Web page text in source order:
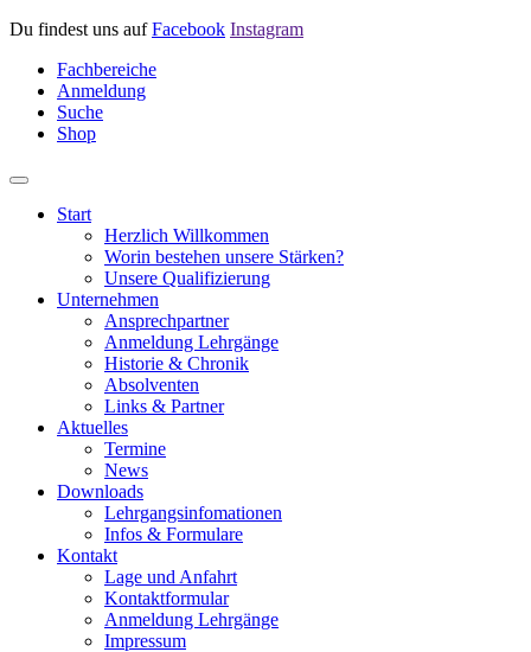
Du findest uns aufFacebook Instagram
Fachbereiche
Anmeldung
Suche
Shop
Start
Herzlich Willkommen
Worin bestehen unsere Stärken?
Unsere Qualifizierung
Unternehmen
Ansprechpartner
Anmeldung Lehrgänge
Historie & Chronik
Absolventen
Links & Partner
Aktuelles
Termine
News
Downloads
Lehrgangsinfomationen
Infos & Formulare
Kontakt
Lage und Anfahrt
Kontaktformular
Anmeldung Lehrgänge
Impressum